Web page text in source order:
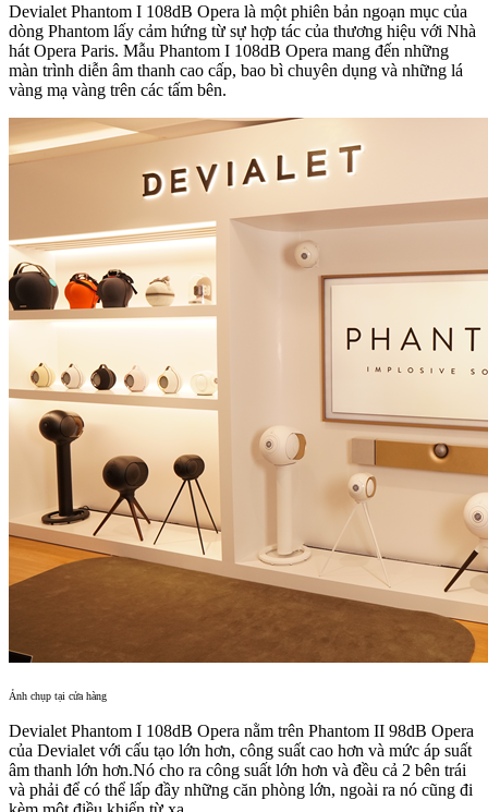
Devialet Phantom I 108dB Opera là một phiên bản ngoạn mục của
dòng Phantom lấy cảm hứng từ sự hợp tác của thương hiệu với Nhà
hát Opera Paris. Mẫu Phantom I 108dB Opera mang đến những
màn trình diễn âm thanh cao cấp, bao bì chuyên dụng và những lá
vàng mạ vàng trên các tấm bên.
Ảnh chụp tại cửa hàng
Devialet Phantom I 108dB Opera nằm trên Phantom II 98dB Opera
của Devialet với cấu tạo lớn hơn, công suất cao hơn và mức áp suất
âm thanh lớn hơn.Nó cho ra công suất lớn hơn và đều cả 2 bên trái
và phải để có thể lấp đầy những căn phòng lớn, ngoài ra nó cũng đi